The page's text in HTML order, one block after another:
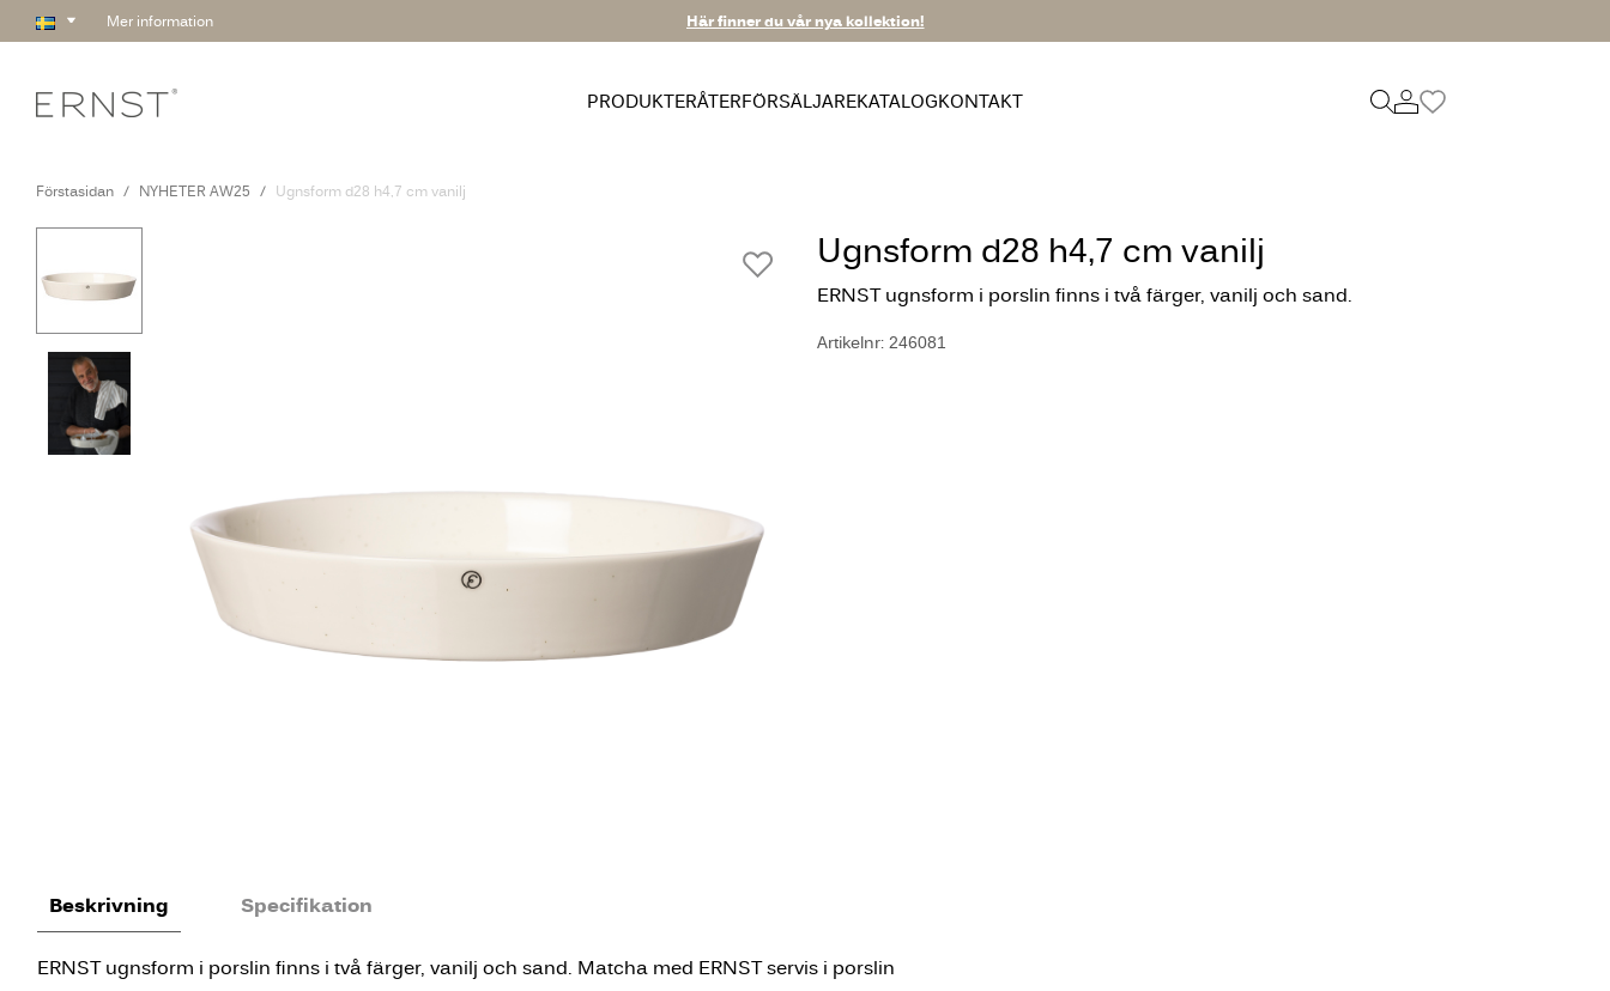
Mer information Här finner du vår nya kollektion!
PRODUKTERÅTERFÖRSÄLJAREKATALOGKONTAKT
Förstasidan NYHETER AW25 Ugnsform d28 h4,7 cm vanilj
Ugnsform d28 h4,7 cm vanilj
ERNST ugnsform i porslin finns i två färger, vanilj och sand.
Artikelnr: 246081
Beskrivning Specifikation
ERNST ugnsform i porslin finns i två färger, vanilj och sand. Matcha med ERNST servis i porslin